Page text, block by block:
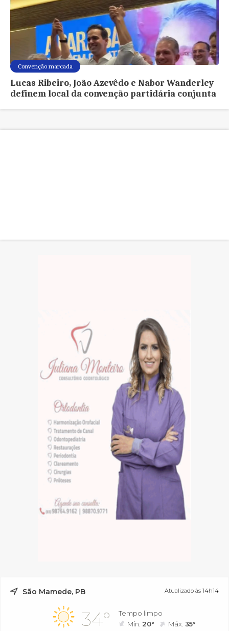
Convenção marcada
Lucas Ribeiro, João Azevêdo e Nabor Wanderley
definem local da convenção partidária conjunta
São Mamede, PB Atualizado às 14h14
34°
Tempo limpo
Mín. 20° Máx.35°